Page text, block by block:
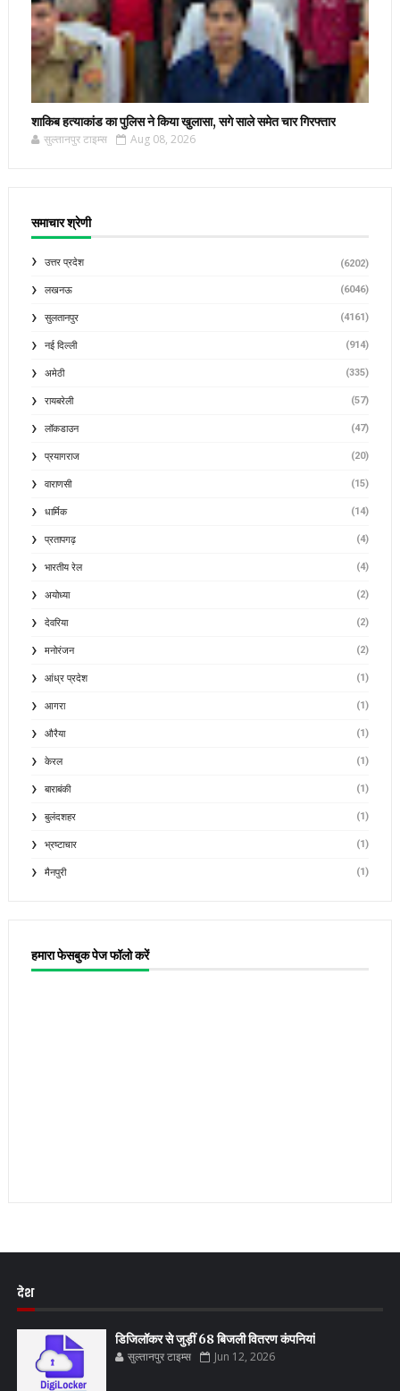
शाकिब हत्याकांड का पुलिस ने किया खुलासा, सगे साले समेत चार गिरफ्तार
सुल्तानपुर टाइम्स Aug 08, 2026
समाचार श्रेणी
उत्तर प्रदेश (6202)
लखनऊ (6046)
सुलतानपुर (4161)
नई दिल्ली (914)
अमेठी (335)
रायबरेली (57)
लॉकडाउन (47)
प्रयागराज (20)
वाराणसी (15)
धार्मिक (14)
प्रतापगढ़ (4)
भारतीय रेल (4)
अयोध्या (2)
देवरिया (2)
मनोरंजन (2)
आंध्र प्रदेश (1)
आगरा (1)
औरैया (1)
केरल (1)
बाराबंकी (1)
बुलंदशहर (1)
भ्रष्टाचार (1)
मैनपुरी (1)
हमारा फेसबुक पेज फॉलो करें
देश
डिजिलॉकर से जुड़ीं 68 बिजली वितरण कंपनियां
सुल्तानपुर टाइम्स Jun 12, 2026